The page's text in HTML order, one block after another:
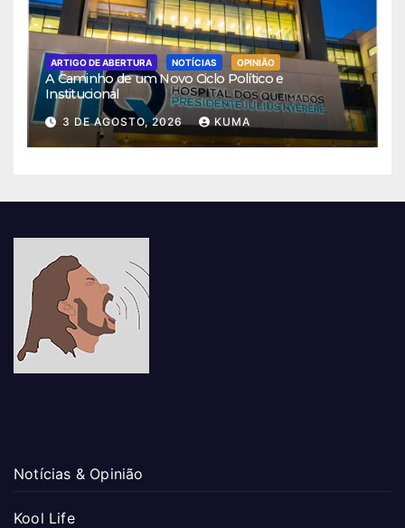
ARTIGO DE ABERTURA NOTÍCIAS OPINIÃO
A Caminho de um Novo Ciclo Político e
Institucional
3 DE AGOSTO, 2026 KUMA
Notícias & Opinião
Kool Life